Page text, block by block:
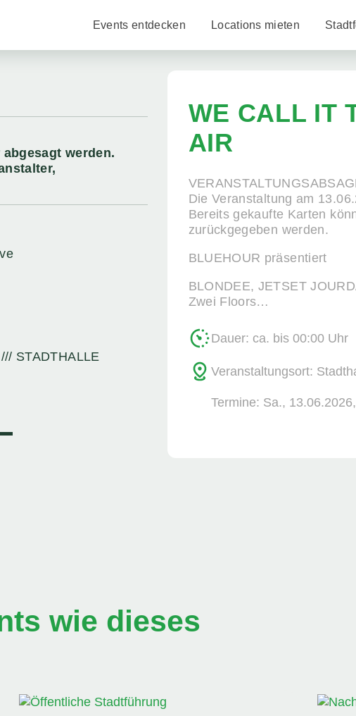
Events entdecken Locations mieten
werden.
STADTHALLE
WE CALL IT
AIR
Die Veranstaltung am
Bereits gekaufte Karten
zurückgegeben werden.
BLUEHOUR präsentiert
BLONDEE, JETSET
Zwei Floors…
Dauer: ca. bis 00:00 Uhr
Veranstaltungsort:
Termine: Sa.,
wie dieses